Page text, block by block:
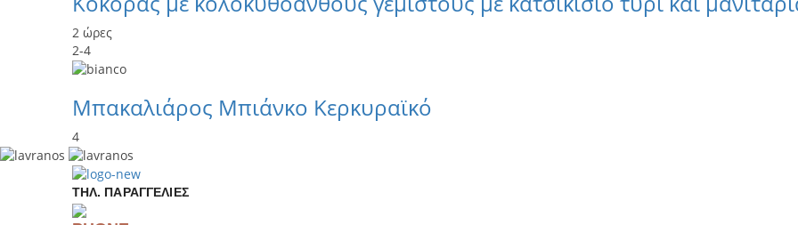
2 ώρες
2-4
Μπακαλιάρος Μπιάνκο Κερκυραϊκό
4
ΤΗΛ. ΠΑΡΑΓΓΕΛΊΕΣ